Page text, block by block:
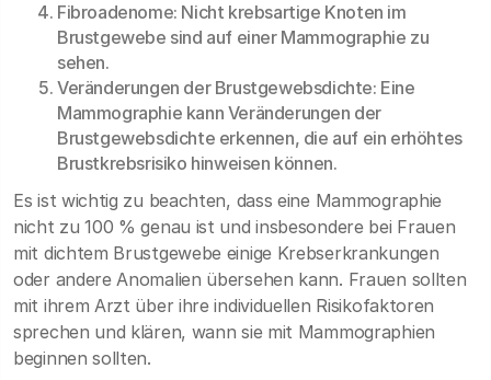
Fibroadenome: Nicht krebsartige Knoten im
Brustgewebe sind auf einer Mammographie zu
sehen.
Veränderungen der Brustgewebsdichte: Eine
Mammographie kann Veränderungen der
Brustgewebsdichte erkennen, die auf ein erhöhtes
Brustkrebsrisiko hinweisen können.
Es ist wichtig zu beachten, dass eine Mammographie
nicht zu 100 % genau ist und insbesondere bei Frauen
mit dichtem Brustgewebe einige Krebserkrankungen
oder andere Anomalien übersehen kann. Frauen sollten
mit ihrem Arzt über ihre individuellen Risikofaktoren
sprechen und klären, wann sie mit Mammographien
beginnen sollten.